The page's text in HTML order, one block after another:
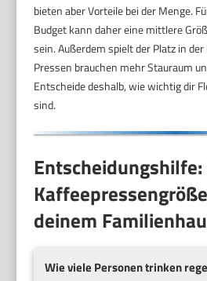
bieten aber Vorteile bei der Menge.
Budget kann daher eine mittlere
sein. Außerdem spielt der Platz in der
Pressen brauchen mehr Stauraum
Entscheide deshalb, wie wichtig dir
sind.
deinem
Wie viele Personen trinken